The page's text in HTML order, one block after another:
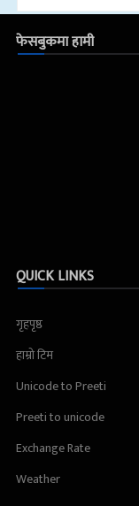
फेसबुकमा हामी
QUICK LINKS
गृहपृष्ठ
हाम्रो टिम
Unicode to Preeti
Preeti to unicode
Exchange Rate
Weather